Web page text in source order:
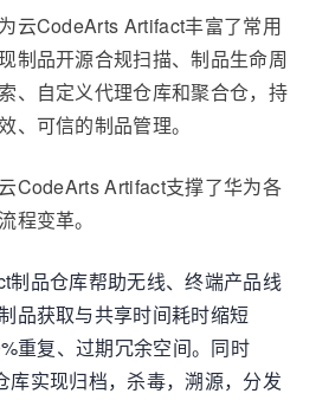
云CodeArts Artifact丰富了常用
制品开源合规扫描、制品生命周
、自定义代理仓库和聚合仓，持
、可信的制品管理。
CodeArts Artifact支撑了华为各
程变革。
制品仓库帮助无线、终端产品线
品获取与共享时间耗时缩短
重复、过期冗余空间。同时
实现归档，杀毒，溯源，分发